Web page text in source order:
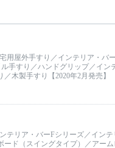
用屋外手すり／インテリア・バ
手すり／ハンドグリップ／イン
木製手すり【2020年2月発売】
テリア・バーFシリーズ／イン
ド（スイングタイプ）／アー